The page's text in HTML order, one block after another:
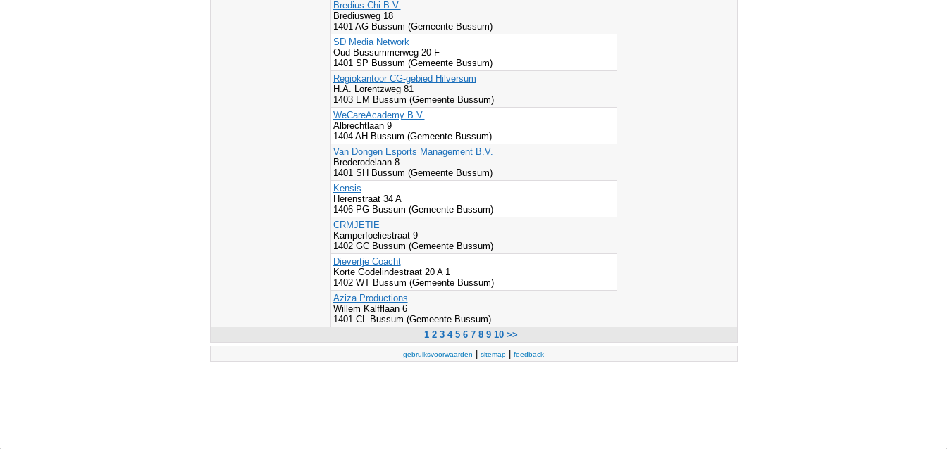
Bredius Chi B.V.
Brediusweg 18
1401 AG Bussum (Gemeente Bussum)
SD Media Network
Oud-Bussummerweg 20 F
1401 SP Bussum (Gemeente Bussum)
Regiokantoor CG-gebied Hilversum
H.A. Lorentzweg 81
1403 EM Bussum (Gemeente Bussum)
WeCareAcademy B.V.
Albrechtlaan 9
1404 AH Bussum (Gemeente Bussum)
Van Dongen Esports Management B.V.
Brederodelaan 8
1401 SH Bussum (Gemeente Bussum)
Kensis
Herenstraat 34 A
1406 PG Bussum (Gemeente Bussum)
CRMJETIE
Kamperfoeliestraat 9
1402 GC Bussum (Gemeente Bussum)
Dievertje Coacht
Korte Godelindestraat 20 A 1
1402 WT Bussum (Gemeente Bussum)
Aziza Productions
Willem Kalfflaan 6
1401 CL Bussum (Gemeente Bussum)
1 2 3 4 5 6 7 8 9 10 >>
gebruiksvoorwaarden sitemap feedback